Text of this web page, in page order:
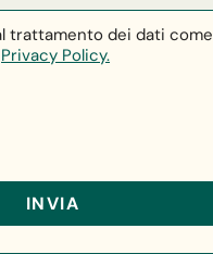
trattamento dei dati come
Privacy Policy.